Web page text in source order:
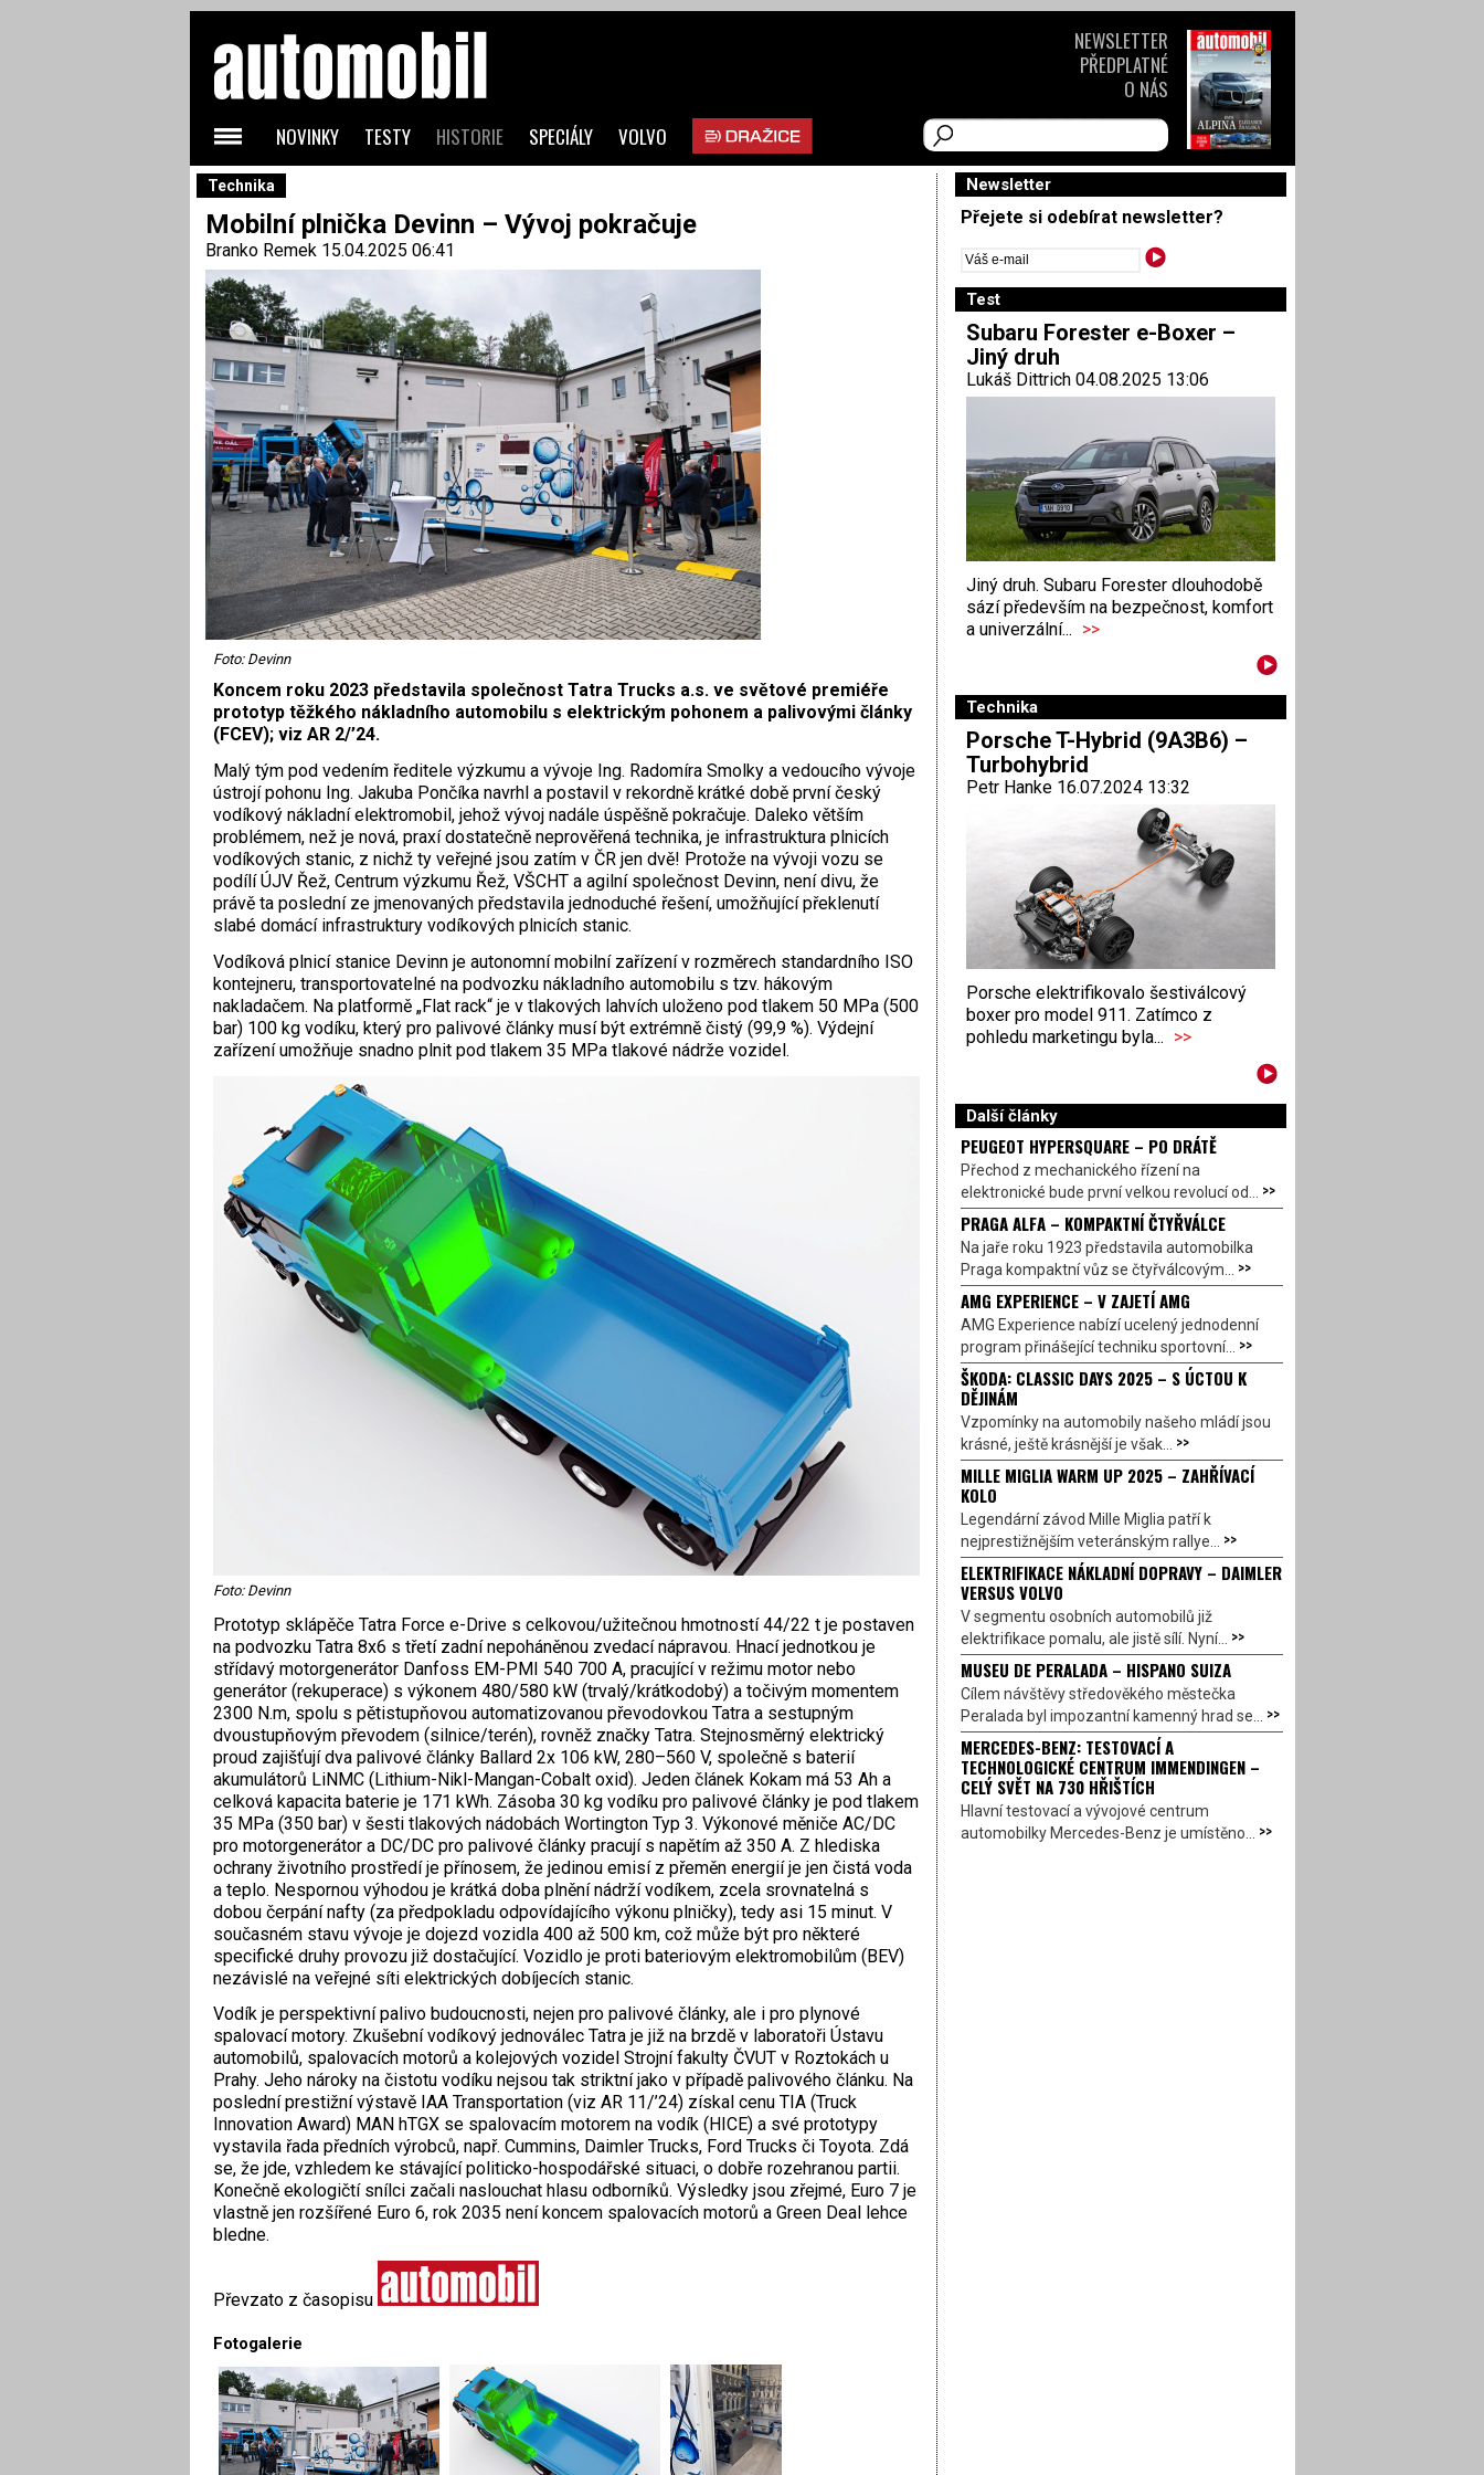
Technika
Mobilní plnička Devinn – Vývoj pokračuje
Branko Remek15.04.2025 06:41
Foto: Devinn
Koncem roku 2023 představila společnost Tatra Trucks a.s. ve světové premiéře
prototyp těžkého nákladního automobilu s elektrickým pohonem a palivovými články
(FCEV); viz AR 2/’24.
Malý tým pod vedením ředitele výzkumu a vývoje Ing. Radomíra Smolky a vedoucího vývoje
ústrojí pohonu Ing. Jakuba Pončíka navrhl a ­postavil v rekordně krátké době první český
vodíkový nákladní elektromobil, jehož vývoj nadále úspěšně pokračuje. Daleko větším
problémem, než je nová, praxí dostatečně neprověřená technika, je infrastruktura plnicích
vodíkových stanic, z nichž ty veřejné jsou zatím v ČR jen dvě! Protože na vývoji vozu se
podílí ÚJV Řež, Centrum výzkumu Řež, VŠCHT a agilní společnost Devinn, není divu, že
právě ta poslední ze jmenovaných představila jednoduché řešení, umožňující překlenutí
slabé domácí infrastruktury vodíkových plnicích stanic.
Vodíková plnicí stanice Devinn je autonomní mobilní zařízení v rozměrech standardního ISO
kontejneru, transportovatelné na podvozku nákladního automobilu s tzv. hákovým
nakladačem. Na platformě „Flat rack“ je v tlakových lahvích uloženo pod tlakem 50 MPa (500
bar) 100 kg vodíku, který pro palivové články musí být extrémně čistý (99,9 %). Výdejní
zařízení umožňuje snadno plnit pod tlakem 35 MPa tlakové nádrže vozidel.
Foto: Devinn
Prototyp sklápěče Tatra Force e-Drive s celkovou/užitečnou hmotností 44/22 t je postaven
na podvozku Tatra 8x6 s třetí zadní nepoháněnou zvedací nápravou. Hnací jednotkou je
střídavý motorgenerátor Danfoss EM-PMI 540 700 A, pracující v režimu motor nebo
generátor (rekuperace) s výkonem 480/580 kW (trvalý/krátkodobý) a točivým momentem
2300 N.m, spolu s pětistupňovou automatizovanou převodovkou Tatra a sestupným
dvoustupňovým převodem (silnice/terén), rovněž značky Tatra. Stejnosměrný elektrický
proud zajišťují dva palivové články Ballard 2x 106 kW, 280–560 V, společně s baterií
akumulátorů LiNMC (Lithium-Nikl-Mangan-Cobalt oxid). Jeden článek Kokam má 53 Ah a
celková kapacita baterie je 171 kWh. Zásoba 30 kg vodíku pro palivové články je pod tlakem
35 MPa (350 bar) v šesti tlakových nádobách Wortington Typ 3. Výkonové měniče AC/DC
pro motorgenerátor a DC/DC pro palivové články pracují s napětím až 350 A. Z hlediska
ochrany životního prostředí je přínosem, že jedinou emisí z přeměn energií je jen čistá voda
a teplo. Nespornou výhodou je krátká doba plnění nádrží vodíkem, zcela srovnatelná s
dobou čerpání nafty (za předpokladu odpovídajícího výkonu plničky), tedy asi 15 minut. V
současném stavu vývoje je dojezd vozidla 400 až 500 km, což může být pro některé
specifické druhy ­provozu již dostačující. Vozidlo je proti bateriovým elektromobilům (BEV)
nezávislé na veřejné síti elektrických dobíjecích stanic.
Vodík je perspektivní palivo budoucnosti, nejen pro palivové články, ale i pro plynové
spalovací motory. Zkušební vodíkový jednoválec Tatra je již na brzdě v laboratoři Ústavu
automobilů, spalovacích motorů a kolejových vozidel Strojní fakulty ČVUT v Roztokách u
Prahy. Jeho nároky na čistotu vodíku nejsou tak striktní jako v případě palivového článku. Na
poslední prestižní výstavě IAA Transportation (viz AR 11/’24) získal cenu TIA (Truck
Innovation Award) MAN hTGX se spalovacím motorem na vodík (HICE) a své prototypy
vystavila řada předních výrobců, např. Cummins, Daimler Trucks, Ford Trucks či Toyota. Zdá
se, že jde, vzhledem ke stávající politicko-hospodářské situaci, o dobře rozehranou partii.
Konečně ekologičtí snílci začali naslouchat hlasu odborníků. Výsledky jsou zřejmé, Euro 7 je
vlastně jen rozšířené Euro 6, rok 2035 není koncem spalovacích motorů a Green Deal lehce
bledne.
Převzato z časopisu
Fotogalerie
Newsletter
Přejete si odebírat newsletter?
Test
Subaru Forester e-Boxer –
Jiný druh
Lukáš Dittrich 04.08.2025 13:06
Jiný druh. Subaru Forester dlouhodobě
sází především na bezpečnost, komfort
a univerzální... >>
Technika
Porsche T-Hybrid (9A3B6) –
Turbohybrid
Petr Hanke 16.07.2024 13:32
Porsche elektrifikovalo šestiválcový
boxer pro model 911. Zatímco z
pohledu marketingu byla... >>
Další články
PEUGEOT HYPERSQUARE – PO DRÁTĚ
Přechod z mechanického řízení na
elektronické bude první velkou revolucí od... >>
PRAGA ALFA – KOMPAKTNÍ ČTYŘVÁLCE
Na jaře roku 1923 představila automobilka
Praga kompaktní vůz se čtyřválcovým... >>
AMG EXPERIENCE – V ZAJETÍ AMG
AMG Experience nabízí ucelený jednodenní
program přinášející techniku sportovní... >>
ŠKODA: CLASSIC DAYS 2025 – S ÚCTOU K
DĚJINÁM
Vzpomínky na automobily našeho mládí jsou
krásné, ještě krásnější je však... >>
MILLE MIGLIA WARM UP 2025 – ZAHŘÍVACÍ
KOLO
Legendární závod Mille Miglia patří k
nejprestižnějším veteránským rallye... >>
ELEKTRIFIKACE NÁKLADNÍ DOPRAVY – DAIMLER
VERSUS VOLVO
V segmentu osobních automobilů již
elektrifikace pomalu, ale jistě sílí. Nyní... >>
MUSEU DE PERALADA – HISPANO SUIZA
Cílem návštěvy středověkého městečka
Peralada byl impozantní kamenný hrad se... >>
MERCEDES-BENZ: TESTOVACÍ A
TECHNOLOGICKÉ CENTRUM IMMENDINGEN –
CELÝ SVĚT NA 730 HŘIŠTÍCH
Hlavní testovací a vývojové centrum
automobilky Mercedes-Benz je umístěno... >>
NOVINKY TESTY HISTORIE SPECIÁLY VOLVO
NEWSLETTER
PŘEDPLATNÉ
O NÁS